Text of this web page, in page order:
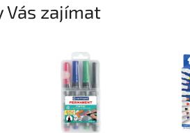
Vás zajímat